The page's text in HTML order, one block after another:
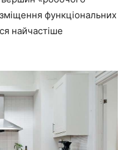
функціональних
найчастіше